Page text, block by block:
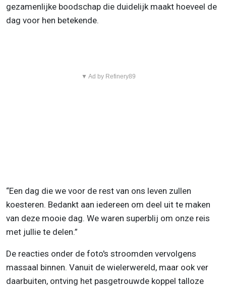
gezamenlijke boodschap die duidelijk maakt hoeveel de
dag voor hen betekende.
▼ Ad by Refinery89
“Een dag die we voor de rest van ons leven zullen
koesteren. Bedankt aan iedereen om deel uit te maken
van deze mooie dag. We waren superblij om onze reis
met jullie te delen.”
De reacties onder de foto's stroomden vervolgens
massaal binnen. Vanuit de wielerwereld, maar ook ver
daarbuiten, ontving het pasgetrouwde koppel talloze